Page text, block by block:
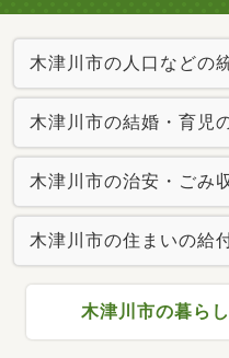
木津川市の人口などの
木津川市の結婚・育児
木津川市の治安・ごみ
木津川市の住まいの給
木津川市の暮ら